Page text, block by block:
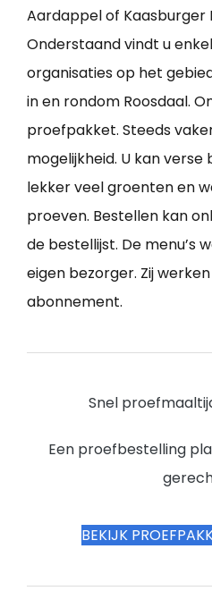
Aardappel of Kaasburger
Onderstaand vindt u
organisaties op het
in en rondom Roosdaal.
proefpakket. Steeds
mogelijkheid. U kan
lekker veel groenten en
proeven. Bestellen kan
de bestellijst. De menu’s
eigen bezorger. Zij
abonnement.
Snel
Een proefbestelling
BEKIJK